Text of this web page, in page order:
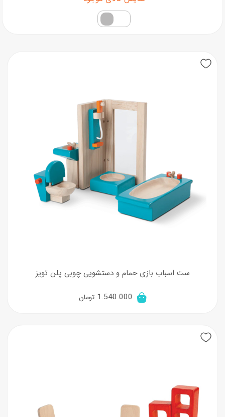
ست اسباب بازی حمام و دستشویی چوبی پلن تویز
1.540.000 تومان